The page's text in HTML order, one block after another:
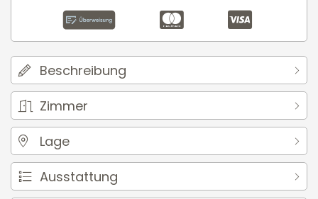
Beschreibung
Zimmer
Lage
Ausstattung